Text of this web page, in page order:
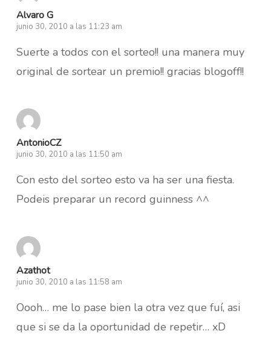
Alvaro G
junio 30, 2010 a las 11:23 am
Suerte a todos con el sorteo!! una manera muy
original de sortear un premio!! gracias blogoff!!
AntonioCZ
junio 30, 2010 a las 11:50 am
Con esto del sorteo esto va ha ser una fiesta.
Podeis preparar un record guinness ^^
Azathot
junio 30, 2010 a las 11:58 am
Oooh… me lo pase bien la otra vez que fuí, asi
que si se da la oportunidad de repetir… xD